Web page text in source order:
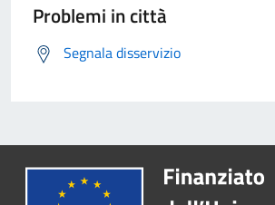
Problemi in città
Segnala disservizio